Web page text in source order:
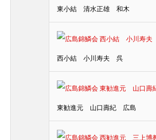
東小結 清水正雄 和木
西小結 小川寿夫 呉
東勧進元 山口壽紀 広島